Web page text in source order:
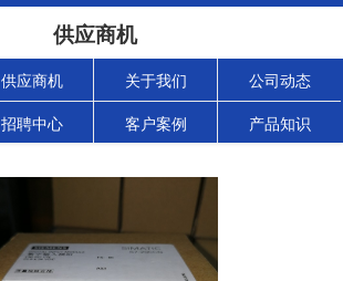
供应商机
供应商机 关于我们 公司动态
招聘中心 客户案例 产品知识